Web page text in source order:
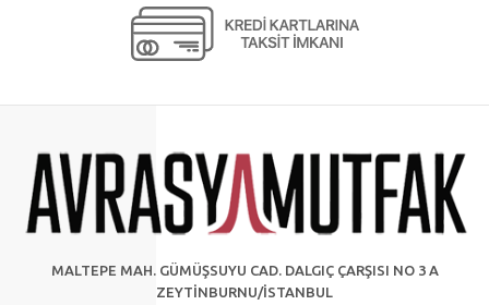
MALTEPE MAH. GÜMÜŞSUYU CAD. DALGIÇ ÇARŞISI NO 3 A
ZEYTİNBURNU/İSTANBUL